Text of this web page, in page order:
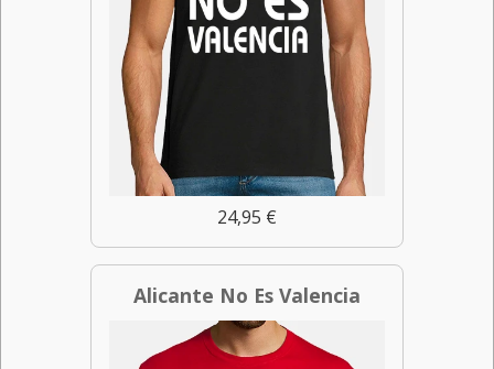
24,95 €
Alicante No Es Valencia